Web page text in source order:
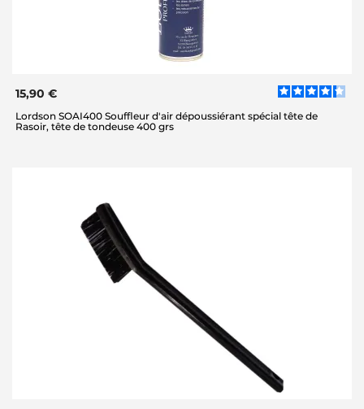
15,90 €
Lordson SOAI400 Souffleur d'air dépoussiérant spécial tête de
Rasoir, tête de tondeuse 400 grs